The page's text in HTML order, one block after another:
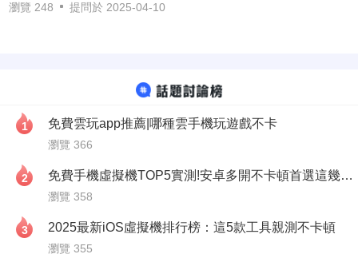
瀏覽 248 提問於 2025-04-10
免費雲玩app推薦|哪種雲手機玩遊戲不卡
瀏覽 366
免費手機虛擬機TOP5實測!安卓多開不卡頓首選這幾款免費手機
瀏覽 358
2025最新iOS虛擬機排行榜：這5款工具親測不卡頓
瀏覽 355
1
2
3